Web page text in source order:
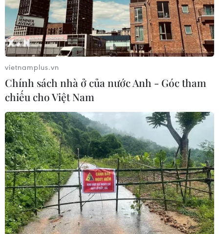
TIN CÙNG CHUYÊN MỤC
Phim Việt tham dự Liên hoan phim
ASEAN 2026 tại Hong Kong
07/08/2026 15:44
Khai mạc Lễ hội Việt Nam - Hàn
Quốc 2026 rực rỡ sắc màu văn hóa
07/08/2026 15:03
vietnamplus.vn
Chính sách nhà ở của nước Anh - Góc tham
chiếu cho Việt Nam